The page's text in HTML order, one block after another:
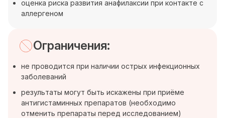
оценка риска развития анафилаксии при контакте с
аллергеном
Ограничения:
не проводится при наличии острых инфекционных
заболеваний
результаты могут быть искажены при приёме
антигистаминных препаратов (необходимо
отменить препараты перед исследованием)